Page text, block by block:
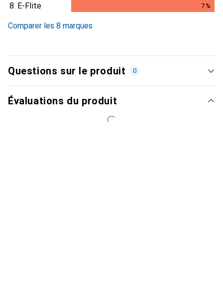
8. E-Flite 7%
Comparer les 8 marques
Questions sur le produit 0
Évaluations du produit